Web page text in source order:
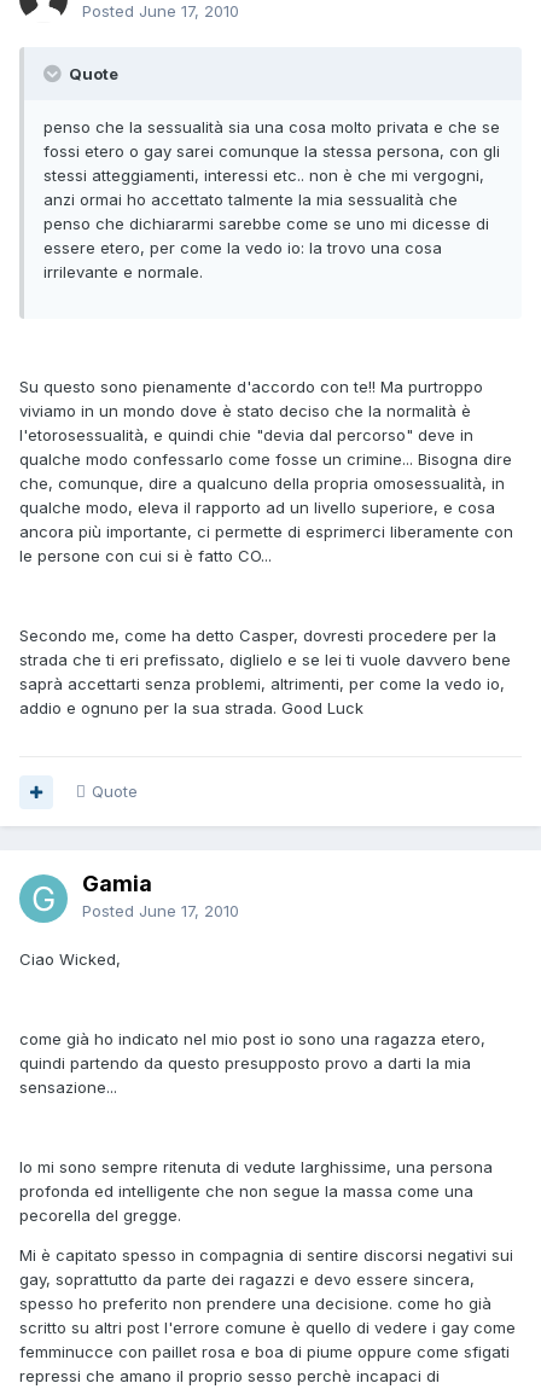
Posted June 17, 2010
Quote
penso che la sessualità sia una cosa molto privata e che se
fossi etero o gay sarei comunque la stessa persona, con gli
stessi atteggiamenti, interessi etc.. non è che mi vergogni,
anzi ormai ho accettato talmente la mia sessualità che
penso che dichiararmi sarebbe come se uno mi dicesse di
essere etero, per come la vedo io: la trovo una cosa
irrilevante e normale.
Su questo sono pienamente d'accordo con te!! Ma purtroppo
viviamo in un mondo dove è stato deciso che la normalità è
l'etorosessualità, e quindi chie "devia dal percorso" deve in
qualche modo confessarlo come fosse un crimine... Bisogna dire
che, comunque, dire a qualcuno della propria omosessualità, in
qualche modo, eleva il rapporto ad un livello superiore, e cosa
ancora più importante, ci permette di esprimerci liberamente con
le persone con cui si è fatto CO...
Secondo me, come ha detto Casper, dovresti procedere per la
strada che ti eri prefissato, diglielo e se lei ti vuole davvero bene
saprà accettarti senza problemi, altrimenti, per come la vedo io,
addio e ognuno per la sua strada. Good Luck
Quote
Gamia
Posted June 17, 2010
Ciao Wicked,
come già ho indicato nel mio post io sono una ragazza etero,
quindi partendo da questo presupposto provo a darti la mia
sensazione...
Io mi sono sempre ritenuta di vedute larghissime, una persona
profonda ed intelligente che non segue la massa come una
pecorella del gregge.
Mi è capitato spesso in compagnia di sentire discorsi negativi sui
gay, soprattutto da parte dei ragazzi e devo essere sincera,
spesso ho preferito non prendere una decisione. come ho già
scritto su altri post l'errore comune è quello di vedere i gay come
femminucce con paillet rosa e boa di piume oppure come sfigati
repressi che amano il proprio sesso perchè incapaci di